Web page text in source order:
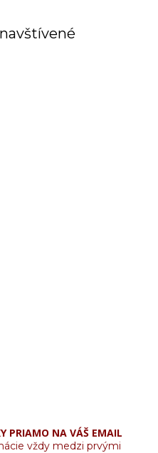
PRIAMO NA VÁŠ EMAIL
vždy medzi prvými